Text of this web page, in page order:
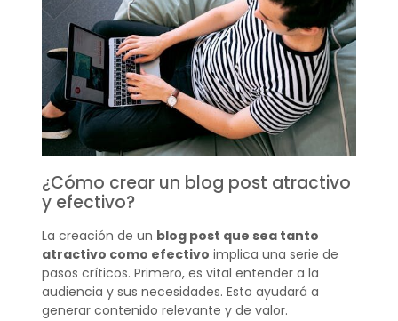
¿Cómo crear un blog post atractivo
y efectivo?
La creación de un blog post que sea tanto
atractivo como efectivo implica una serie de
pasos críticos. Primero, es vital entender a la
audiencia y sus necesidades. Esto ayudará a
generar contenido relevante y de valor.